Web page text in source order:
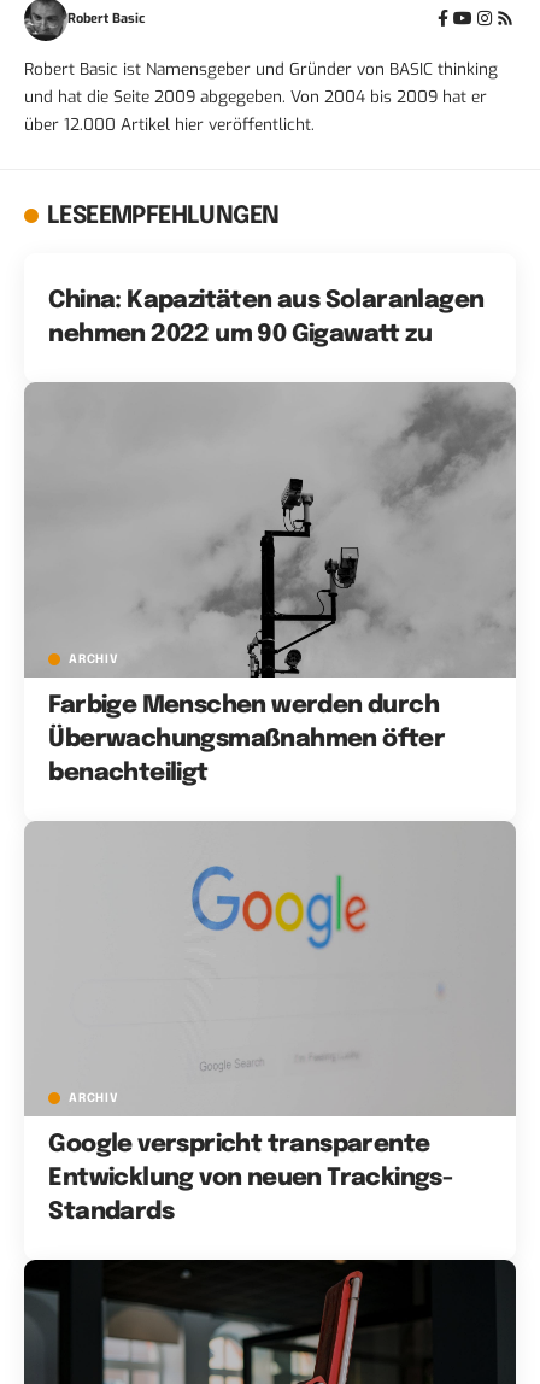
Robert Basic
Robert Basic ist Namensgeber und Gründer von BASIC thinking
und hat die Seite 2009 abgegeben. Von 2004 bis 2009 hat er
über 12.000 Artikel hier veröffentlicht.
LESEEMPFEHLUNGEN
China: Kapazitäten aus Solaranlagen
nehmen 2022 um 90 Gigawatt zu
ARCHIV
Farbige Menschen werden durch
Überwachungsmaßnahmen öfter
benachteiligt
ARCHIV
Google verspricht transparente
Entwicklung von neuen Trackings-
Standards